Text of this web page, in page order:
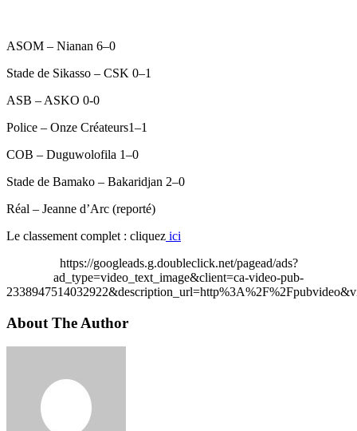
ASOM – Nianan 6–0
Stade de Sikasso – CSK 0–1
ASB – ASKO 0-0
Police – Onze Créateurs1–1
COB – Duguwolofila 1–0
Stade de Bamako – Bakaridjan 2–0
Réal – Jeanne d’Arc (reporté)
Le classement complet : cliquez ici
https://googleads.g.doubleclick.net/pagead/ads?
ad_type=video_text_image&client=ca-video-pub-
About The Author